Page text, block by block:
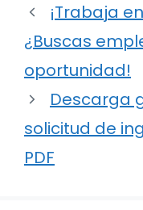
¡Trabaja
¿Buscas
oportunidad!
Descarga
solicitud de
PDF